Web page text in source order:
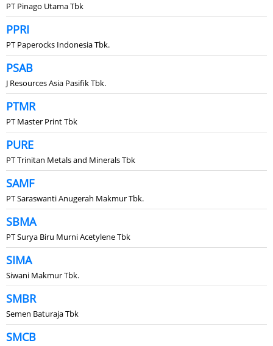
PT Pinago Utama Tbk
PPRI
PT Paperocks Indonesia Tbk.
PSAB
J Resources Asia Pasifik Tbk.
PTMR
PT Master Print Tbk
PURE
PT Trinitan Metals and Minerals Tbk
SAMF
PT Saraswanti Anugerah Makmur Tbk.
SBMA
PT Surya Biru Murni Acetylene Tbk
SIMA
Siwani Makmur Tbk.
SMBR
Semen Baturaja Tbk
SMCB